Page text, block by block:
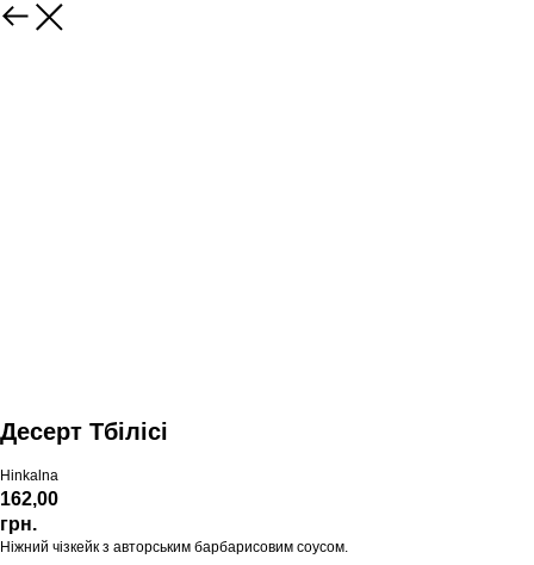
Десерт Тбілісі
Hinkalna
162,00
грн.
Ніжний чізкейк з авторським барбарисовим соусом.